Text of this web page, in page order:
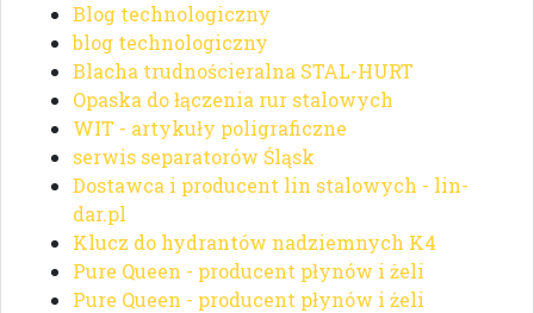
Blog technologiczny
blog technologiczny
Blacha trudnościeralna STAL-HURT
Opaska do łączenia rur stalowych
WIT - artykuły poligraficzne
serwis separatorów Śląsk
Dostawca i producent lin stalowych - lin-
dar.pl
Klucz do hydrantów nadziemnych K4
Pure Queen - producent płynów i żeli
Pure Queen - producent płynów i żeli